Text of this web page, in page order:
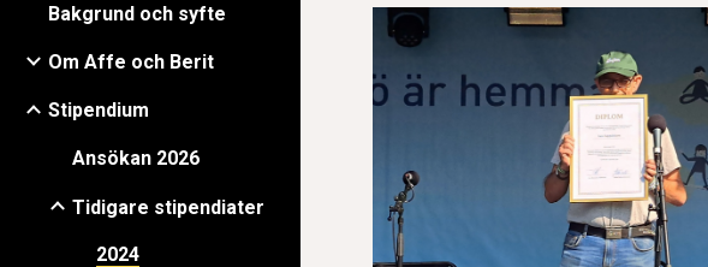
Bakgrund och syfte
Om Affe och Berit
Stipendium
Ansökan 2026
Tidigare stipendiater
2024